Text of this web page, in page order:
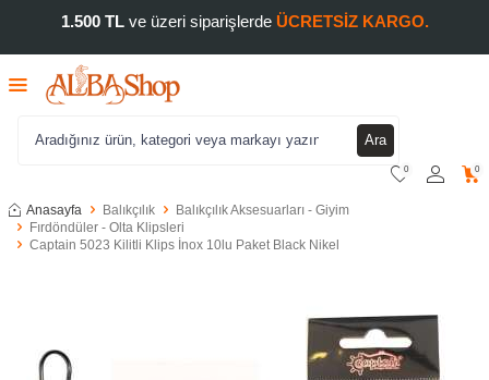
1.500 TLve üzeri siparişlerde ÜCRETSİZ KARGO.
Ara
0 0
Anasayfa Balıkçılık
Balıkçılık Aksesuarları - Giyim
Fırdöndüler - Olta Klipsleri
Captain 5023 Kilitli Klips İnox 10lu Paket Black Nikel